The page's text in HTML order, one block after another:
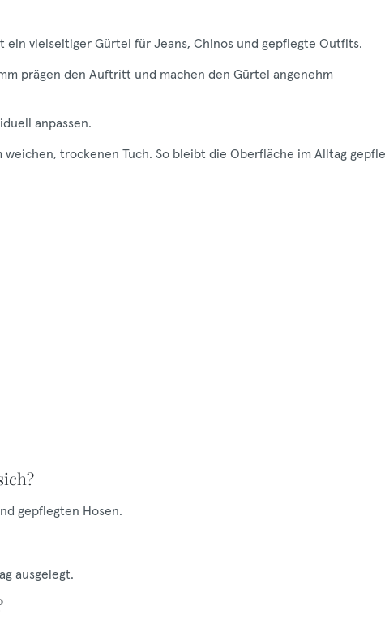
ein vielseitiger Gürtel für Jeans, Chinos und gepflegte Outfits.
prägen den Auftritt und machen den Gürtel angenehm
anpassen.
trockenen Tuch. So bleibt die Oberfläche im Alltag
gepflegten Hosen.
ausgelegt.